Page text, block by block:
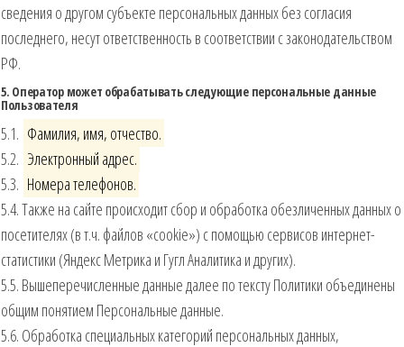
сведения о другом субъекте персональных данных без согласия
последнего, несут ответственность в соответствии с законодательством
РФ.
5. Оператор может обрабатывать следующие персональные данные
Пользователя
5.1. Фамилия, имя, отчество.
5.2. Электронный адрес.
5.3. Номера телефонов.
5.4. Также на сайте происходит сбор и обработка обезличенных данных о
посетителях (в т.ч. файлов «cookie») с помощью сервисов интернет-
статистики (Яндекс Метрика и Гугл Аналитика и других).
5.5. Вышеперечисленные данные далее по тексту Политики объединены
общим понятием Персональные данные.
5.6. Обработка специальных категорий персональных данных,